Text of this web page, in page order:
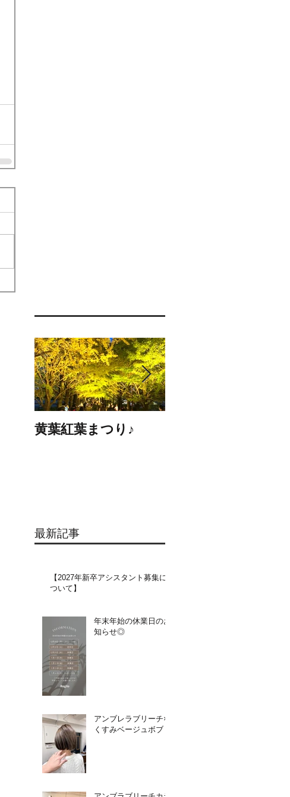
黄葉紅葉まつり♪
最新記事
【2027年新卒アシスタント募集に
ついて】​​
年末年始の休業日のお
知らせ◎
アンブレラブリーチ×
くすみベージュボブ